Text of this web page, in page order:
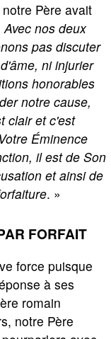
Père avait
Avec nos deux
pas discuter
ni injurier
honorables
notre cause,
clair et c'est
Éminence
il est de Son
et ainsi de
. »
FORFAIT
force puisque
à ses
romain
notre Père